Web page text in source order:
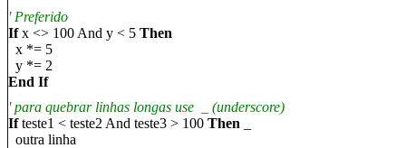
' Preferido
Ifx <> 100 And y < 5 Then
x *= 5
y *= 2
End If
'para quebrar linhas longas use
(underscore)
If teste1 < teste2 And teste3 > 100 Then
outra linha